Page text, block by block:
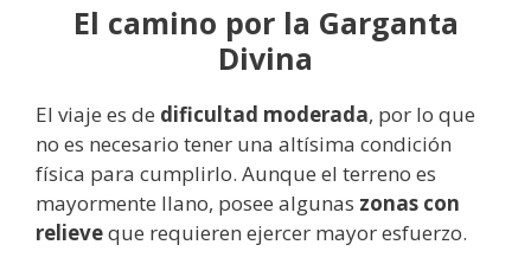
El camino por la Garganta
Divina
El viaje es de dificultad moderada, por lo que
no es necesario tener una altísima condición
física para cumplirlo. Aunque el terreno es
mayormente llano, posee algunas zonas con
relieveque requieren ejercer mayor esfuerzo.